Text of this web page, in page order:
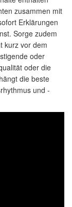
zusammen mit
Erklärungen
Sorge zudem
kurz vor dem
oder
oder die
die beste
und -